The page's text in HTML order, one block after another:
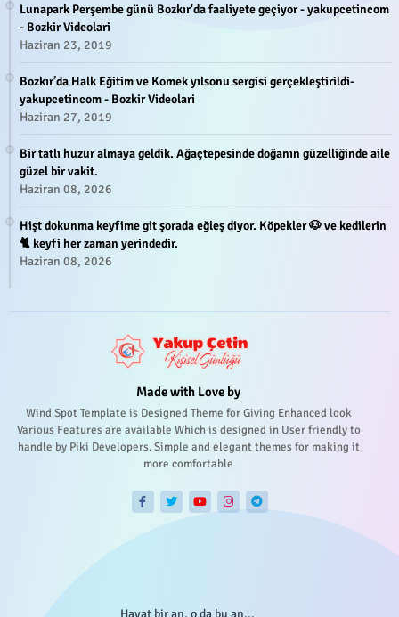
Lunapark Perşembe günü Bozkır'da faaliyete geçiyor - yakupcetincom
- Bozkir Videolari
Haziran 23, 2019
Bozkır’da Halk Eğitim ve Komek yılsonu sergisi gerçekleştirildi-
yakupcetincom - Bozkir Videolari
Haziran 27, 2019
Bir tatlı huzur almaya geldik. Ağaçtepesinde doğanın güzelliğinde aile
güzel bir vakit.
Haziran 08, 2026
Hişt dokunma keyfime git şorada eğleş diyor. Köpekler 🐶 ve kedilerin
🐈 keyfi her zaman yerindedir.
Haziran 08, 2026
Made with Love by
Wind Spot Template is Designed Theme for Giving Enhanced look
Various Features are available Which is designed in User friendly to
handle by Piki Developers. Simple and elegant themes for making it
more comfortable